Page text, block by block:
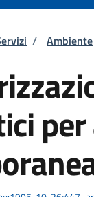
di
/ Ambiente